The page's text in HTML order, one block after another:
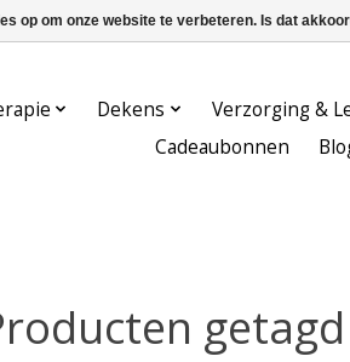
Dekens Verzorging &
Cadeaubonnen
op om onze website te verbeteren. Is dat